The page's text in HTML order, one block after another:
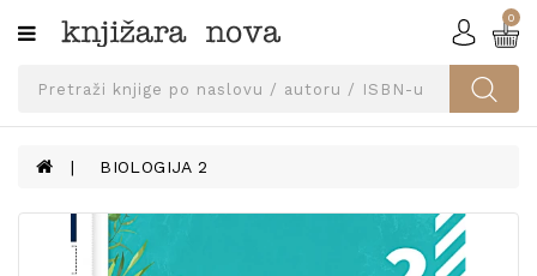
Kategorije
SVEUČILIŠNA
UDŽBENICI
KNJIGE
PRIBOR
0
BIOLOGIJA 2